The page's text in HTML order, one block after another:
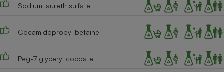
Sodium laureth sulfate
Cocamidopropyl betaine
Peg-7 glyceryl cocoate
Climatiseur -
Antivirus
Climatiseur -